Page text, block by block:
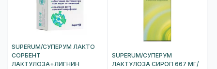
SUPERUM/СУПЕРУМ ЛАКТО
СОРБЕНТ
ЛАКТУЛОЗА+ЛИГНИН
SUPERUM/СУПЕРУМ
ЛАКТУЛОЗА СИРОП 667 МГ/